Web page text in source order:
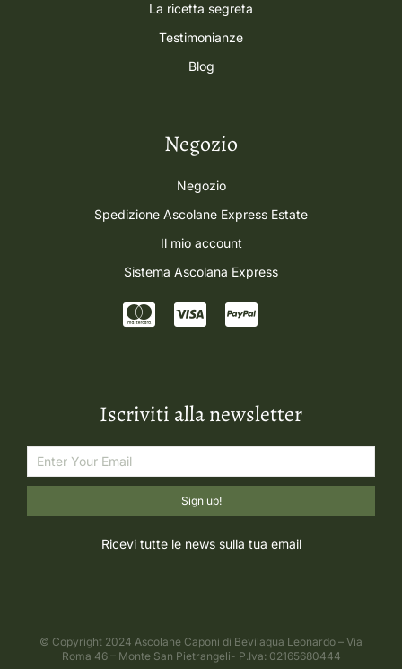
La ricetta segreta
Testimonianze
Blog
Negozio
Negozio
Spedizione Ascolane Express Estate
Il mio account
Sistema Ascolana Express
Iscriviti alla newsletter
Sign up!
Ricevi tutte le news sulla tua email
© Copyright 2024 Ascolane Caponi di Bevilaqua Leonardo – Via
Roma 46 – Monte San Pietrangeli- P.Iva: 02165680444